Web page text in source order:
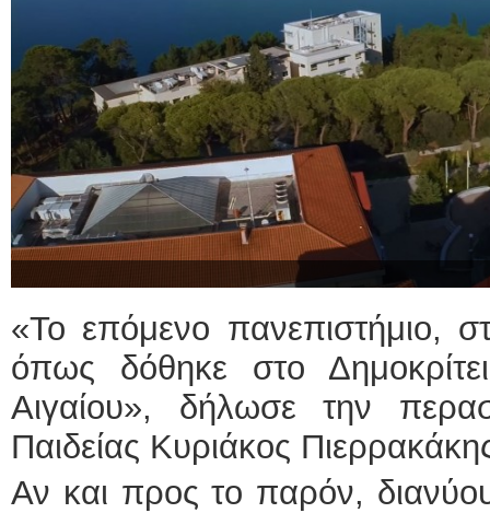
«Το επόμενο πανεπιστήμιο,
όπως δόθηκε στο
Αιγαίου», δήλωσε την
Παιδείας Κυριάκος
Αν και προς το παρόν,
ΕΙΔΙΚΟΣ